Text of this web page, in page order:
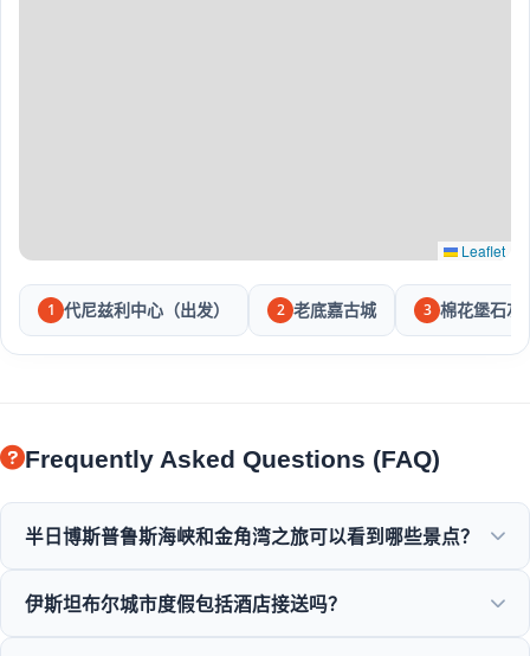
Leaflet
1 代尼兹利中心（出发） 2 老底嘉古城 3 棉花堡石灰
Frequently Asked Questions (FAQ)
半日博斯普鲁斯海峡和金角湾之旅可以看到哪些景点？
伊清真寺、鲁梅利堡垒以及优雅奥斯曼别墅的壮丽景色。
伊斯坦布尔城市度假包括酒店接送吗？